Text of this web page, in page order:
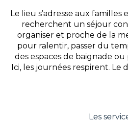
Le lieu s’adresse aux familles
recherchent un séjour
organiser et proche de la
pour ralentir, passer du
des espaces de baignade
Ici, les journées respirent. Le
Les